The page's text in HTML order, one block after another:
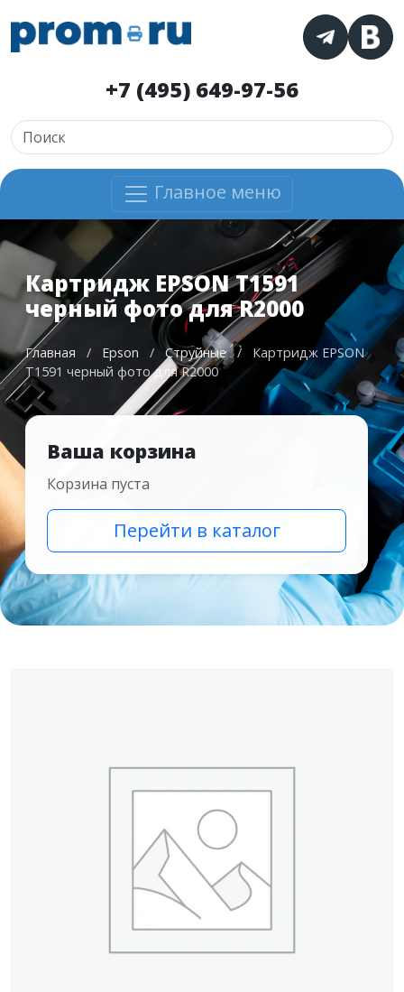
+7 (495) 649-97-56
Главное меню
Картридж EPSON T1591
черный фото для R2000
Главная / Epson / Струйные /
Картридж EPSON
T1591 черный фото для R2000
Ваша корзина
Корзина пуста
Перейти в каталог